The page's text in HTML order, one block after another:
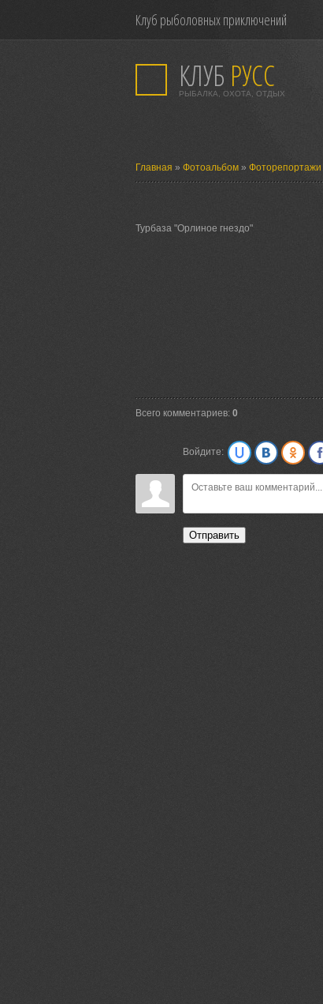
Клуб рыболовных приключений
КЛУБ РУСС
РЫБАЛКА, ОХОТА, ОТДЫХ
Главная » Фотоальбом » Фоторепортажи
Турбаза "Орлиное гнездо"
Всего комментариев: 0
Войдите:
Отправить